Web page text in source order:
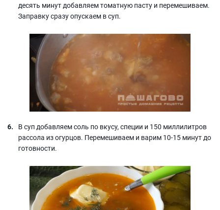
десять минут добавляем томатную пасту и перемешиваем.
Заправку сразу опускаем в суп.
В суп добавляем соль по вкусу, специи и 150 миллилитров
рассола из огурцов. Перемешиваем и варим 10-15 минут до
готовности.